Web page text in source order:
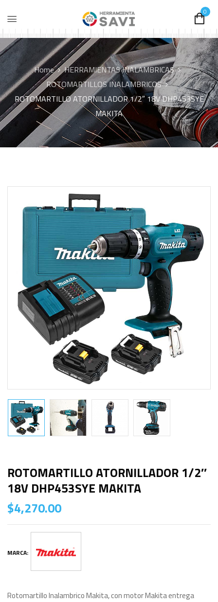
0
Home
HERRAMIENTAS INALAMBRICAS
ROTOMARTILLOS INALAMBRICOS
ROTOMARTILLO ATORNILLADOR 1/2″ 18V DHP453SYE
MAKITA
ROTOMARTILLO ATORNILLADOR 1/2″
18V DHP453SYE MAKITA
$4,270.00
MARCA:
Rotomartillo Inalambrico Makita, con motor Makita entrega